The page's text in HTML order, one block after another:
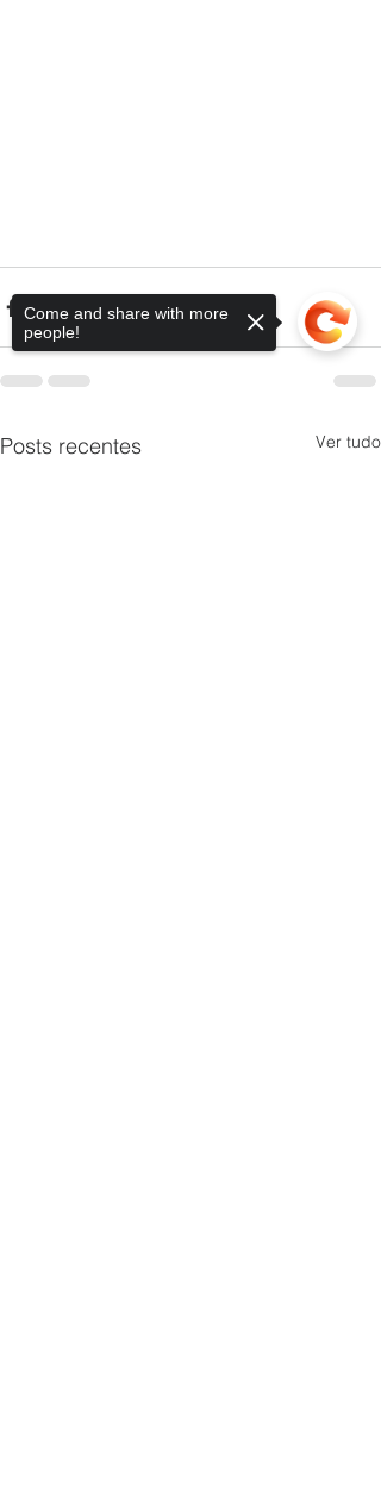
Posts recentes Ver tudo
Come and share with more
people!